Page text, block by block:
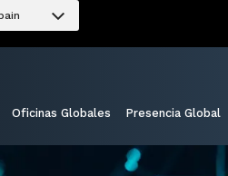
Oficinas Globales Presencia Global